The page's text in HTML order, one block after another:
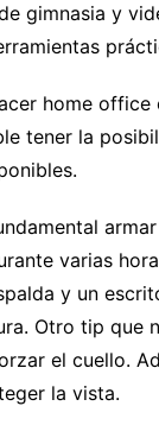
gimnasia y
home
tener la
varias
y un
Otro tip que
el cuello.
la vista.